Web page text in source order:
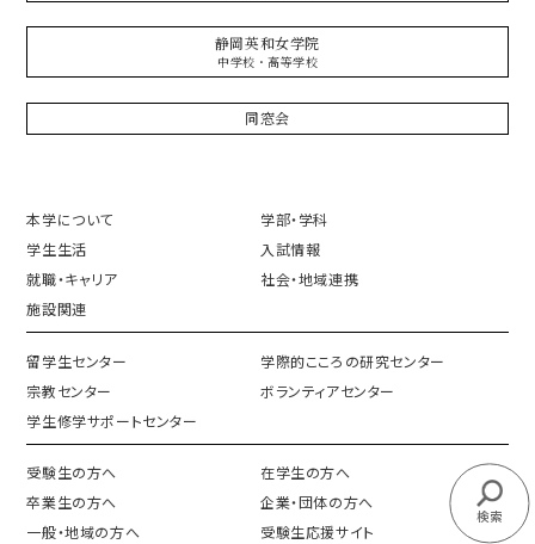
検索
静岡英和女学院
中学校・高等学校
同窓会
本学について
学部・学科
学生生活
入試情報
就職・キャリア
社会・地域連携
施設関連
留学生センター
学際的こころの研究センター
宗教センター
ボランティアセンター
学生修学サポートセンター
受験生の方へ
在学生の方へ
卒業生の方へ
企業・団体の方へ
一般・地域の方へ
受験生応援サイト